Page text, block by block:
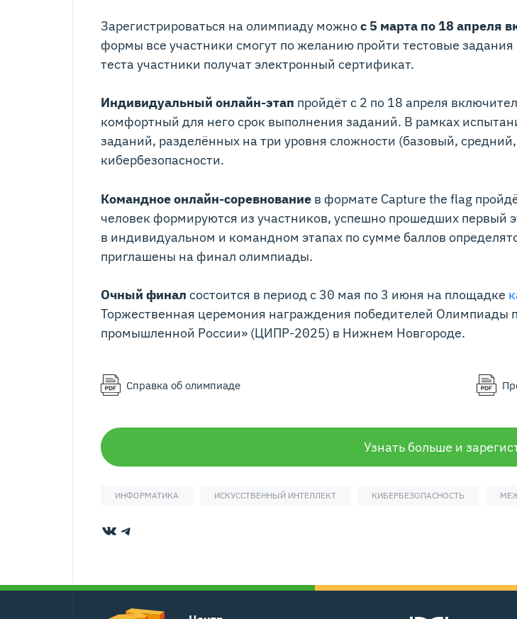
Зарегистрироваться на олимпиаду можнос 5 марта по 18 апреля
формы все участники смогут по желанию пройти тестовые
теста участники получат электронный сертификат.
Индивидуальный онлайн-этап пройдёт с 2 по 18 апреля
комфортный для него срок выполнения заданий. В рамках
заданий, разделённых на три уровня сложности (базовый,
кибербезопасности.
Командное онлайн-соревнование в формате Capture the flag
человек формируются из участников, успешно прошедших первый
в индивидуальном и командном этапах по сумме баллов
приглашены на финал олимпиады.
Очный финал состоится в период с 30 мая по 3 июня на площадке
Торжественная церемония награждения победителей Олимпиады
промышленной России» (ЦИПР-2025) в Нижнем Новгороде.
Справка об олимпиаде
Узнать больше и
ИНФОРМАТИКА ИСКУССТВЕННЫЙ ИНТЕЛЛЕКТ КИБЕРБЕЗОПАСНОСТЬ
ВКонтакте
Telegram